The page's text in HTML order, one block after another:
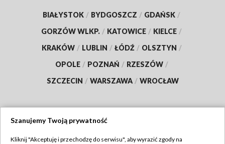
BIAŁYSTOK / BYDGOSZCZ / GDAŃSK /
GORZÓW WLKP. / KATOWICE / KIELCE /
KRAKÓW / LUBLIN / ŁÓDŹ / OLSZTYN /
OPOLE / POZNAŃ / RZESZÓW /
SZCZECIN / WARSZAWA / WROCŁAW
Szanujemy Twoją prywatność
Kliknij "Akceptuję i przechodzę do serwisu", aby wyrazić zgody na